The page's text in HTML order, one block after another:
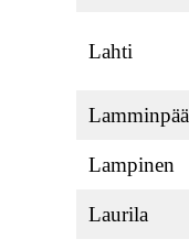
Lahti
Lamminpää
Lampinen
Laurila